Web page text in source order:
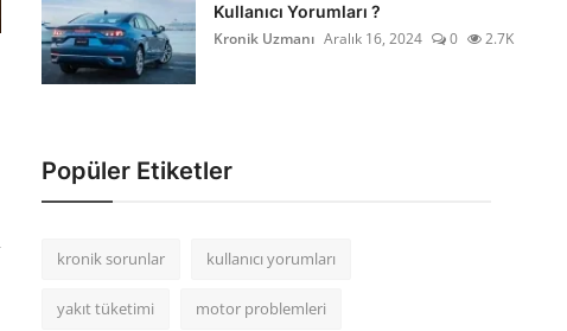
Kullanıcı Yorumları ?
Kronik Uzmanı Aralık 16, 2024 0 2.7K
Popüler Etiketler
kronik sorunlar kullanıcı yorumları
yakıt tüketimi motor problemleri